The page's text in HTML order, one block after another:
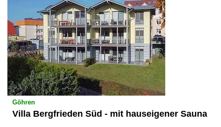
Göhren
Villa Bergfrieden Süd - mit hauseigener Sauna